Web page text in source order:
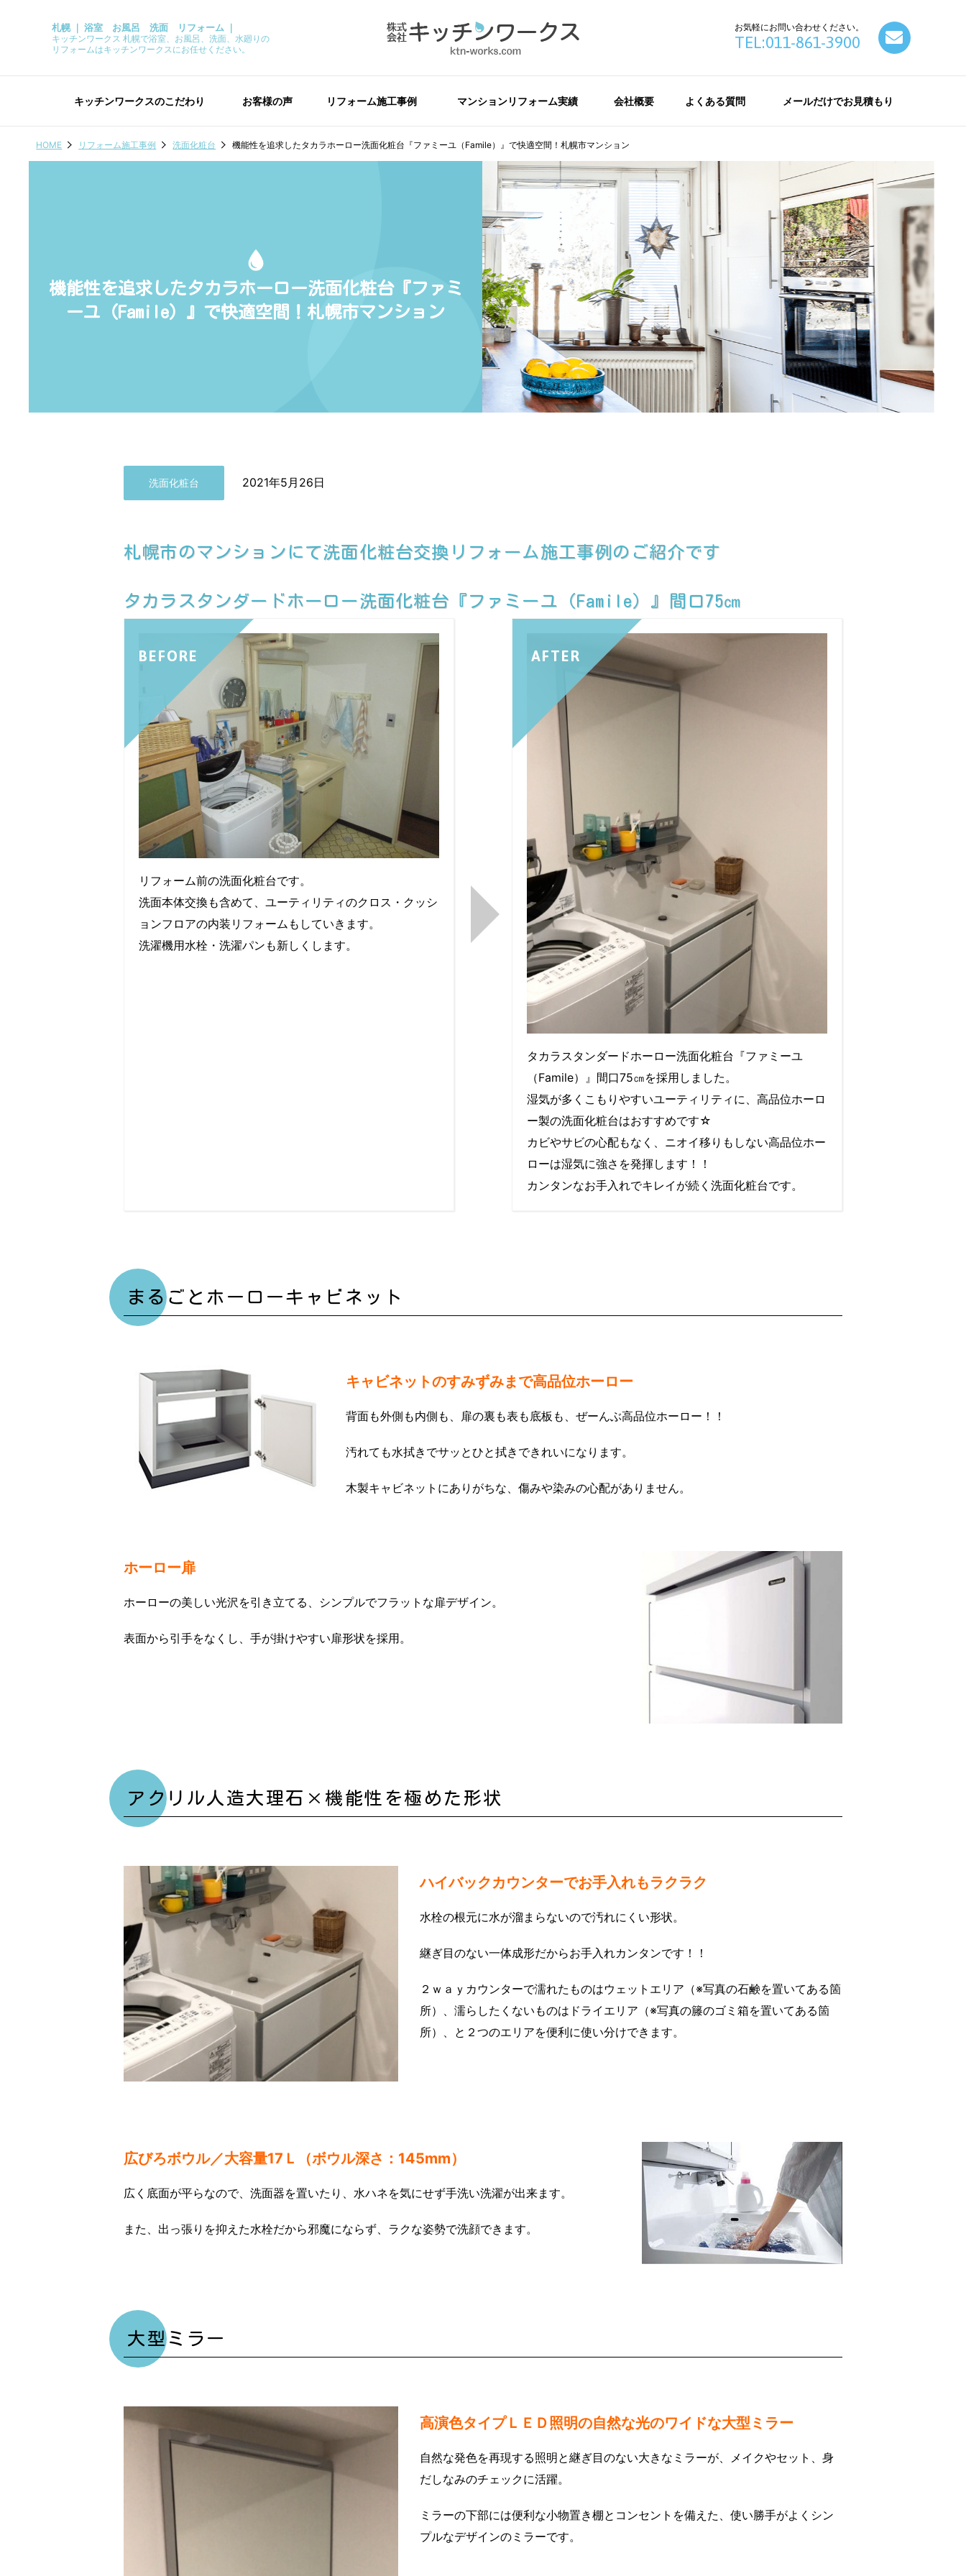
札幌 ｜ 浴室 お風呂 洗面 リフォーム ｜
キッチンワークス 札幌で浴室、お風呂、洗面、水廻りの
リフォームはキッチンワークスにお任せください。
お気軽にお問い合わせください。
TEL:011-861-3900
キッチンワークスのこだわり お客様の声 リフォーム施工事例 マンションリフォーム実績 会社概要 よくある質問 メールだけでお見積もり
HOME リフォーム施工事例 洗面化粧台 機能性を追求したタカラホーロー洗面化粧台『ファミーユ（Famile）』で快適空間！札幌市マンション
機能性を追求したタカラホーロー洗面化粧台『ファミ
ーユ（Famile）』で快適空間！札幌市マンション
洗面化粧台 2021年5月26日
札幌市のマンションにて洗面化粧台交換リフォーム施工事例のご紹介です
タカラスタンダードホーロー洗面化粧台『ファミーユ（Famile）』間口75㎝
BEFORE
リフォーム前の洗面化粧台です。
洗面本体交換も含めて、ユーティリティのクロス・クッシ
ョンフロアの内装リフォームもしていきます。
洗濯機用水栓・洗濯パンも新しくします。
AFTER
タカラスタンダードホーロー洗面化粧台『ファミーユ
（Famile）』間口75㎝を採用しました。
湿気が多くこもりやすいユーティリティに、高品位ホーロ
ー製の洗面化粧台はおすすめです☆
カビやサビの心配もなく、ニオイ移りもしない高品位ホー
ローは湿気に強さを発揮します！！
カンタンなお手入れでキレイが続く洗面化粧台です。
まるごとホーローキャビネット
キャビネットのすみずみまで高品位ホーロー
背面も外側も内側も、扉の裏も表も底板も、ぜーんぶ高品位ホーロー！！
汚れても水拭きでサッとひと拭きできれいになります。
木製キャビネットにありがちな、傷みや染みの心配がありません。
ホーロー扉
ホーローの美しい光沢を引き立てる、シンプルでフラットな扉デザイン。
表面から引手をなくし、手が掛けやすい扉形状を採用。
アクリル人造大理石×機能性を極めた形状
ハイバックカウンターでお手入れもラクラク
水栓の根元に水が溜まらないので汚れにくい形状。
継ぎ目のない一体成形だからお手入れカンタンです！！
２ｗａｙカウンターで濡れたものはウェットエリア（※写真の石鹸を置いてある箇
所）、濡らしたくないものはドライエリア（※写真の籐のゴミ箱を置いてある箇
所）、と２つのエリアを便利に使い分けできます。
広びろボウル／大容量17Ｌ（ボウル深さ：145mm）
広く底面が平らなので、洗面器を置いたり、水ハネを気にせず手洗い洗濯が出来ます。
また、出っ張りを抑えた水栓だから邪魔にならず、ラクな姿勢で洗顔できます。
大型ミラー
高演色タイプＬＥＤ照明の自然な光のワイドな大型ミラー
自然な発色を再現する照明と継ぎ目のない大きなミラーが、メイクやセット、身
だしなみのチェックに活躍。
ミラーの下部には便利な小物置き棚とコンセントを備えた、使い勝手がよくシン
プルなデザインのミラーです。